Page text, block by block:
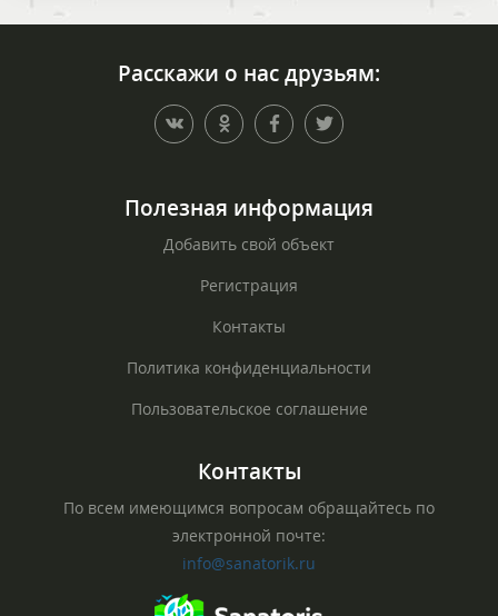
Расскажи о нас друзьям:
Полезная информация
Добавить свой объект
Регистрация
Контакты
Политика конфиденциальности
Пользовательское соглашение
Контакты
По всем имеющимся вопросам обращайтесь по
электронной почте:
info@sanatorik.ru